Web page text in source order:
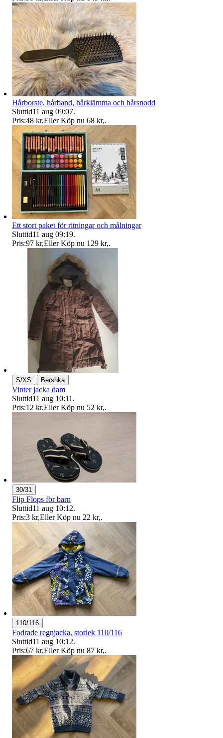
Hårborste, hårband, hårklämma och hårsnodd
Sluttid11 aug 09:07.
Pris:48 kr,Eller Köp nu 68 kr,.
Ett stort paket för ritningar och målningar
Sluttid11 aug 09:19.
Pris:97 kr,Eller Köp nu 129 kr,.
S/XS | Bershka
Vinter jacka dam
Sluttid11 aug 10:11 .
Pris:12 kr,Eller Köp nu 52 kr,.
30/31
Flip Flops för barn
Sluttid11 aug 10:12.
Pris:3 kr,Eller Köp nu 22 kr,.
110/116
Fodrade regnjacka, storlek 110/116
Sluttid11 aug 10:12.
Pris:67 kr,Eller Köp nu 87 kr,.